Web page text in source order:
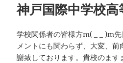
神戸国際中学校高
学校関係者の皆様方m( _ _ )m
メントにも関わらず、大変、
謝致しております。貴校のま